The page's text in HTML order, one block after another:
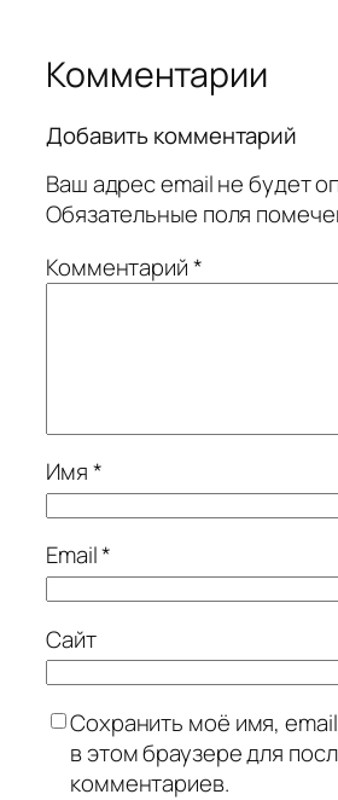
Комментарии
Добавить комментарий
Ваш адрес email не будет
Обязательные поля
Комментарий*
Имя*
Email*
Сайт
Сохранить моё имя,
в этом браузере для
комментариев.